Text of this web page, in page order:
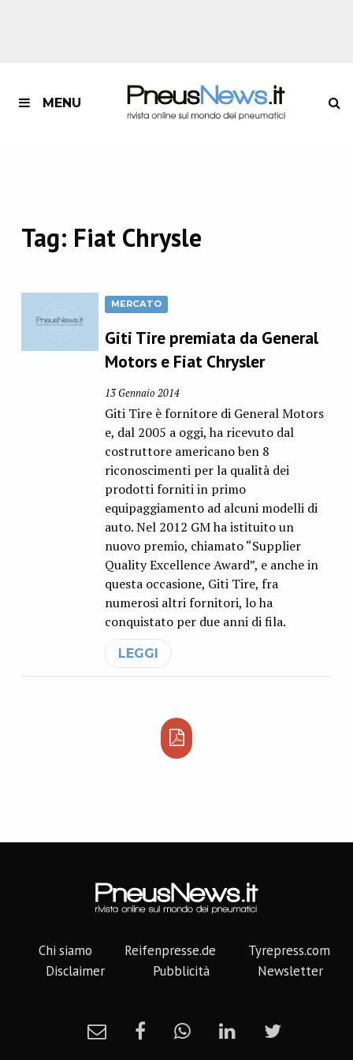
MENU
Tag: Fiat Chrysle
MERCATO
Giti Tire premiata da General
Motors e Fiat Chrysler
13 Gennaio 2014
Giti Tire è fornitore di General Motors
e, dal 2005 a oggi, ha ricevuto dal
costruttore americano ben 8
riconoscimenti per la qualità dei
prodotti forniti in primo
equipaggiamento ad alcuni modelli di
auto. Nel 2012 GM ha istituito un
nuovo premio, chiamato “Supplier
Quality Excellence Award”, e anche in
questa occasione, Giti Tire, fra
numerosi altri fornitori, lo ha
conquistato per due anni di fila.
LEGGI
Chi siamo Reifenpresse.de
Tyrepress.com
Disclaimer
Pubblicità Newsletter